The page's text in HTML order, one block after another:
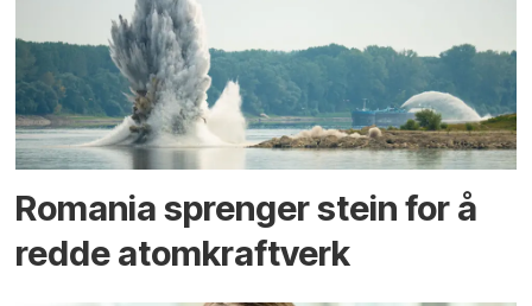
Romania sprenger stein for å
redde atomkraftverk